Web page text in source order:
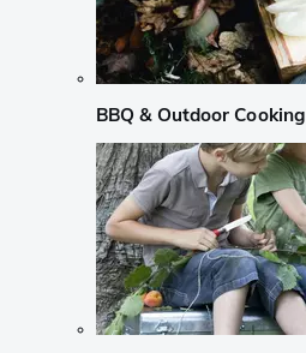
BBQ & Outdoor Cooking